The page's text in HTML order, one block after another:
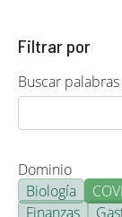
Filtrar por
Buscar
Dominio
Biología
Finanzas